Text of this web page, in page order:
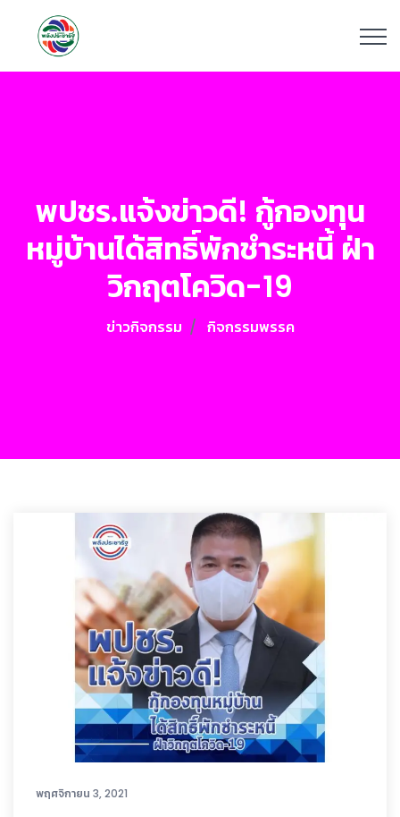
พปชร.แจ้งข่าวดี! กู้กองทุน
หมู่บ้านได้สิทธิ์พักชำระหนี้ ฝ่า
วิกฤตโควิด-19
ข่าวกิจกรรม กิจกรรมพรรค
พฤศจิกายน 3, 2021